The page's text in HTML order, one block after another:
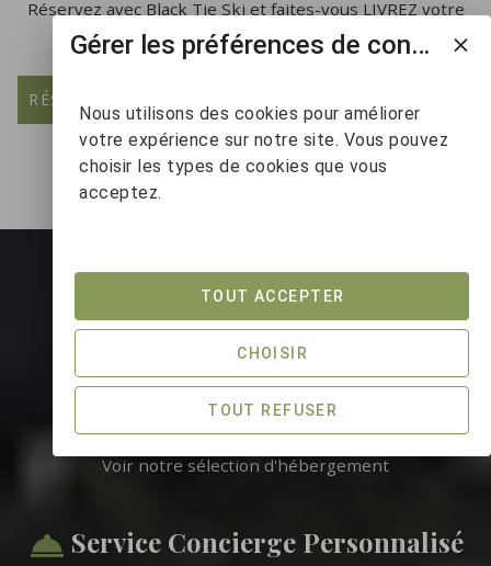
Réservez avec Black Tie Ski et faites-vous LIVREZ votre
équipement de location de ski directement.
RÉSERVEZ VOTRE ÉQUIPEMENT DÈS MAINTENANT
Les Avantages
Portefeuille de Luxe
Voir notre sélection d'hébergement
Service Concierge Personnalisé
Gérer les préférences de consentement
Nous utilisons des cookies pour améliorer
votre expérience sur notre site. Vous pouvez
choisir les types de cookies que vous
acceptez.
TOUT REFUSER
CHOISIR
TOUT ACCEPTER